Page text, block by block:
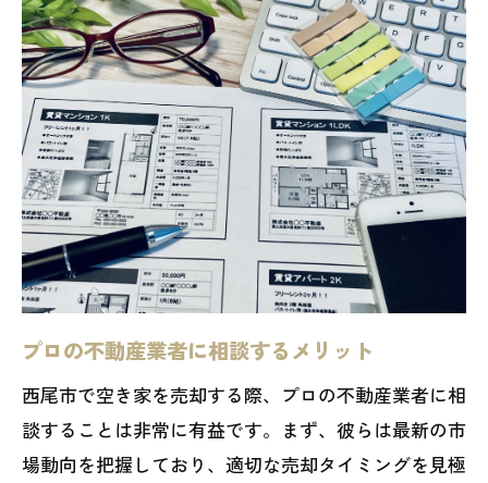
プロの不動産業者に相談するメリット
西尾市で空き家を売却する際、プロの不動産業者に相
談することは非常に有益です。まず、彼らは最新の市
場動向を把握しており、適切な売却タイミングを見極